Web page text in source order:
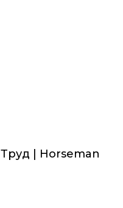
| Horseman